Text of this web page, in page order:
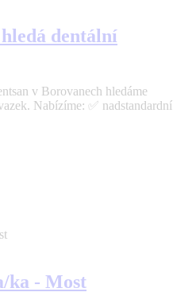
dentální
v Borovanech hledáme
Nabízíme: ✅ nadstandardní
ka - Most